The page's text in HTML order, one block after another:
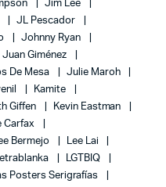
Jim Lee
JL Pescador
Johnny Ryan
Juan Giménez
De Mesa
Julie Maroh
Kamite
Giffen
Kevin Eastman
Carfax
Bermejo
Lee Lai
LGTBIQ
Posters Serigrafías